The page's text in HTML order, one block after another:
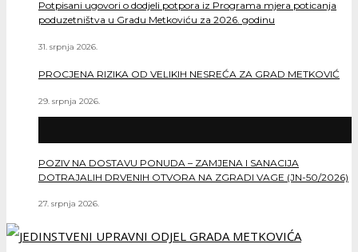
Potpisani ugovori o dodjeli potpora iz Programa mjera poticanja
poduzetništva u Gradu Metkoviću za 2026. godinu
31. srpnja 2026.
PROCJENA RIZIKA OD VELIKIH NESREĆA ZA GRAD METKOVIĆ
29. srpnja 2026.
POZIV NA DOSTAVU PONUDA – ZAMJENA I SANACIJA
DOTRAJALIH DRVENIH OTVORA NA ZGRADI VAGE (JN-50/2026)
27. srpnja 2026.